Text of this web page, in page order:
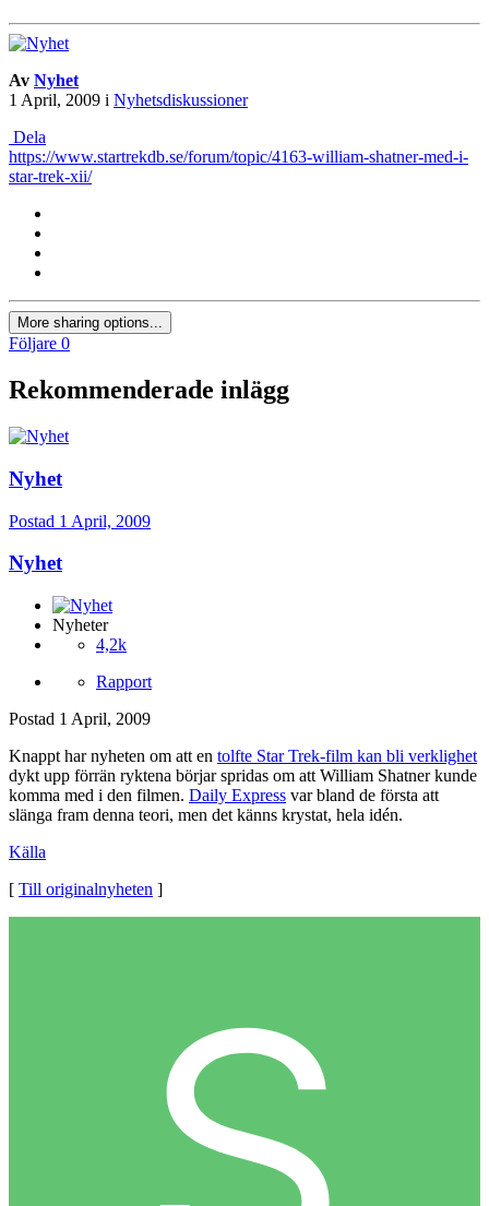
Av Nyhet
1 April, 2009 i Nyhetsdiskussioner
Dela
https://www.startrekdb.se/forum/topic/4163-william-shatner-med-i-
star-trek-xii/
More sharing options...
Följare 0
Rekommenderade inlägg
Nyhet
Postad 1 April, 2009
Nyhet
Nyheter
4,2k
Rapport
Postad 1 April, 2009
Knappt har nyheten om att en tolfte Star Trek-film kan bli verklighet
dykt upp förrän ryktena börjar spridas om att William Shatner kunde
komma med i den filmen. Daily Express var bland de första att
slänga fram denna teori, men det känns krystat, hela idén.
Källa
[ Till originalnyheten ]